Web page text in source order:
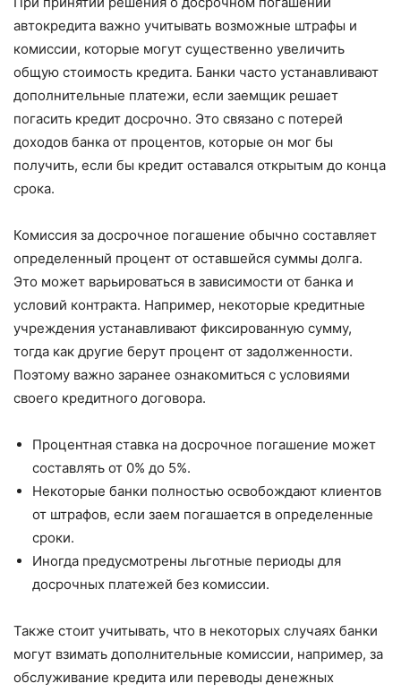
автокредита важно учитывать возможные штрафы и
комиссии, которые могут существенно увеличить
общую стоимость кредита. Банки часто устанавливают
дополнительные платежи, если заемщик решает
погасить кредит досрочно. Это связано с потерей
доходов банка от процентов, которые он мог бы
получить, если бы кредит оставался открытым до конца
срока.
Комиссия за досрочное погашение обычно составляет
определенный процент от оставшейся суммы долга.
Это может варьироваться в зависимости от банка и
условий контракта. Например, некоторые кредитные
учреждения устанавливают фиксированную сумму,
тогда как другие берут процент от задолженности.
Поэтому важно заранее ознакомиться с условиями
своего кредитного договора.
Процентная ставка на досрочное погашение может
составлять от 0% до 5%.
Некоторые банки полностью освобождают клиентов
от штрафов, если заем погашается в определенные
сроки.
Иногда предусмотрены льготные периоды для
досрочных платежей без комиссии.
Также стоит учитывать, что в некоторых случаях банки
могут взимать дополнительные комиссии, например, за
обслуживание кредита или переводы денежных